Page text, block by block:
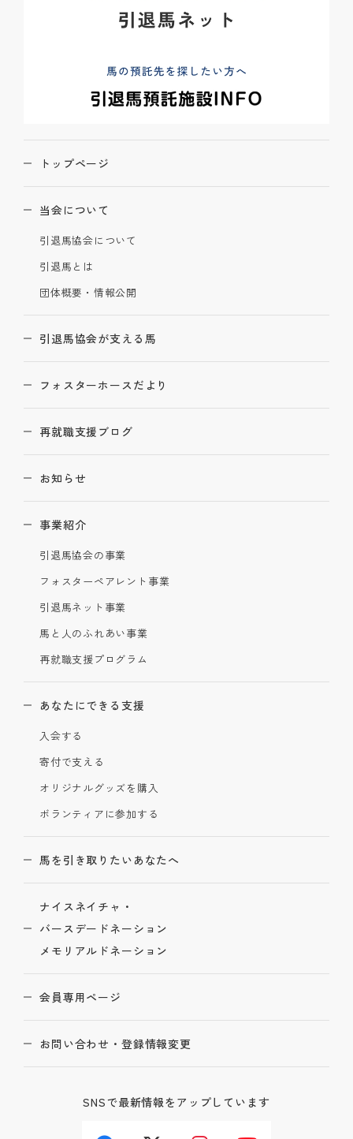
トップページ
当会について
引退馬協会について
引退馬とは
団体概要・情報公開
引退馬協会が支える馬
フォスターホースだより
再就職支援ブログ
お知らせ
事業紹介
引退馬協会の事業
フォスターペアレント事業
引退馬ネット事業
馬と人のふれあい事業
再就職支援プログラム
あなたにできる支援
入会する
寄付で支える
オリジナルグッズを購入
ボランティアに参加する
馬を引き取りたいあなたへ
ナイスネイチャ・
バースデードネーション
メモリアルドネーション
会員専用ページ
お問い合わせ・登録情報変更
SNSで最新情報をアップしています